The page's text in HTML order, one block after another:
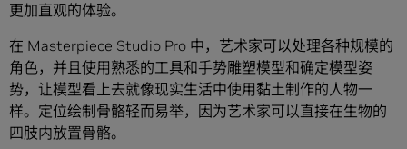
更加直观的体验。
在 Masterpiece Studio Pro 中，艺术家可以处理各种规模的
角色，并且使用熟悉的工具和手势雕塑模型和确定模型姿
势，让模型看上去就像现实生活中使用黏土制作的人物一
样。定位绘制骨骼轻而易举，因为艺术家可以直接在生物的
四肢内放置骨骼。